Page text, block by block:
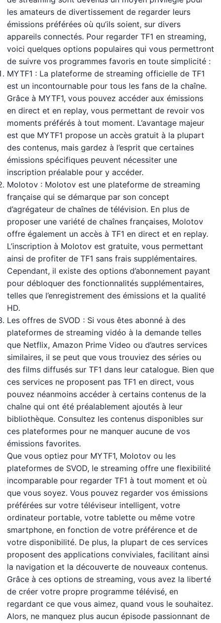
les amateurs de divertissement de regarder leurs
émissions préférées où qu’ils soient, sur divers
appareils connectés. Pour regarder TF1 en streaming,
voici quelques options populaires qui vous permettront
de suivre vos programmes favoris en toute simplicité :
MYTF1 : La plateforme de streaming officielle de TF1
est un incontournable pour tous les fans de la chaîne.
Grâce à MYTF1, vous pouvez accéder aux émissions
en direct et en replay, vous permettant de revoir vos
moments préférés à tout moment. L’avantage majeur
est que MYTF1 propose un accès gratuit à la plupart
des contenus, mais gardez à l’esprit que certaines
émissions spécifiques peuvent nécessiter une
inscription préalable pour y accéder.
Molotov : Molotov est une plateforme de streaming
française qui se démarque par son concept
d’agrégateur de chaînes de télévision. En plus de
proposer une variété de chaînes françaises, Molotov
offre également un accès à TF1 en direct et en replay.
L’inscription à Molotov est gratuite, vous permettant
ainsi de profiter de TF1 sans frais supplémentaires.
Cependant, il existe des options d’abonnement payant
pour débloquer des fonctionnalités supplémentaires,
telles que l’enregistrement des émissions et la qualité
HD.
Les offres de SVOD : Si vous êtes abonné à des
plateformes de streaming vidéo à la demande telles
que Netflix, Amazon Prime Video ou d’autres services
similaires, il se peut que vous trouviez des séries ou
des films diffusés sur TF1 dans leur catalogue. Bien que
ces services ne proposent pas TF1 en direct, vous
pouvez néanmoins accéder à certains contenus de la
chaîne qui ont été préalablement ajoutés à leur
bibliothèque. Consultez les contenus disponibles sur
ces plateformes pour ne manquer aucune de vos
émissions favorites.
Que vous optiez pour MYTF1, Molotov ou les
plateformes de SVOD, le streaming offre une flexibilité
incomparable pour regarder TF1 à tout moment et où
que vous soyez. Vous pouvez regarder vos émissions
préférées sur votre téléviseur intelligent, votre
ordinateur portable, votre tablette ou même votre
smartphone, en fonction de votre préférence et de
votre disponibilité. De plus, la plupart de ces services
proposent des applications conviviales, facilitant ainsi
la navigation et la découverte de nouveaux contenus.
Grâce à ces options de streaming, vous avez la liberté
de créer votre propre programme télévisé, en
regardant ce que vous aimez, quand vous le souhaitez.
Alors, ne manquez plus aucun épisode passionnant de